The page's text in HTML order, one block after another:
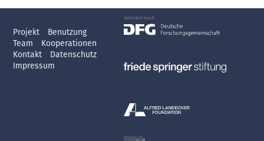
Projekt
Benutzung
Team
Kooperationen
Kontakt
Datenschutz
Impressum